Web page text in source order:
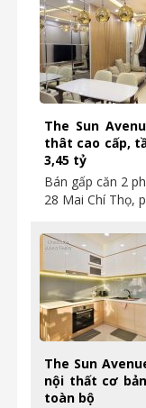
The Sun
thât cao cấp,
3,45 tỷ
Bán gấp căn 2
28 Mai Chí Thọ,
The Sun
nội thất cơ
toàn bộ